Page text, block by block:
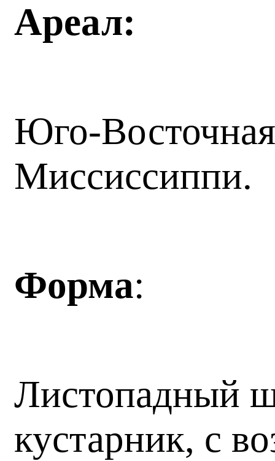
Ареал:
Юго-
Миссиссиппи.
Форма:
Листопадный
кустарник, с